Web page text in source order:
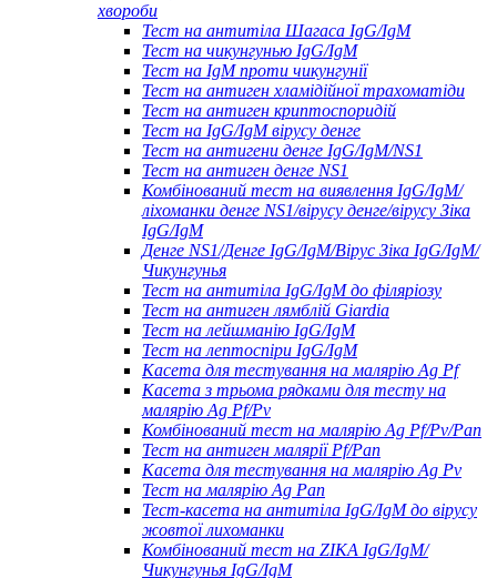
хвороби
Тест на антитіла Шагаса IgG/IgM
Тест на чикунгунью IgG/IgM
Тест на IgM проти чикунгунії
Тест на антиген хламідійної трахоматіди
Тест на антиген криптоспоридій
Тест на IgG/IgM вірусу денге
Тест на антигени денге IgG/IgM/NS1
Тест на антиген денге NS1
Комбінований тест на виявлення IgG/IgM/
ліхоманки денге NS1/вірусу денге/вірусу Зіка
IgG/IgM
Денге NS1/Денге IgG/IgM/Вірус Зіка IgG/IgM/
Чикунгунья
Тест на антитіла IgG/IgM до філяріозу
Тест на антиген лямблій Giardia
Тест на лейшманію IgG/IgM
Тест на лептоспіри IgG/IgM
Касета для тестування на малярію Ag Pf
Касета з трьома рядками для тесту на
малярію Ag Pf/Pv
Комбінований тест на малярію Ag Pf/Pv/Pan
Тест на антиген малярії Pf/Pan
Касета для тестування на малярію Ag Pv
Тест на малярію Ag Pan
Тест-касета на антитіла IgG/IgM до вірусу
жовтої лихоманки
Комбінований тест на ZIKA IgG/IgM/
Чикунгунья IgG/IgM